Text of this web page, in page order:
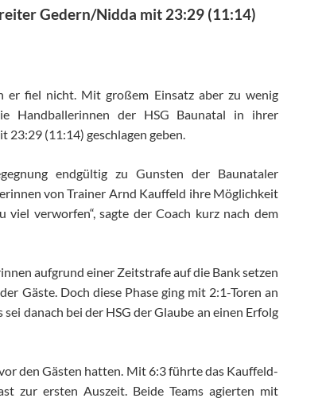
Gedern/Nidda mit 23:29 (11:14)
er fiel nicht. Mit großem Einsatz aber zu wenig
Handballerinnen der HSG Baunatal in ihrer
23:29 (11:14) geschlagen geben.
endgültig zu Gunsten der Baunataler
von Trainer Arnd Kauffeld ihre Möglichkeit
verworfen“, sagte der Coach kurz nach dem
aufgrund einer Zeitstrafe auf die Bank setzen
Gäste. Doch diese Phase ging mit 2:1-Toren an
danach bei der HSG der Glaube an einen Erfolg
den Gästen hatten. Mit 6:3 führte das Kauffeld-
zur ersten Auszeit. Beide Teams agierten mit